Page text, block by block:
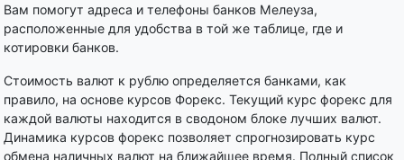
Вам помогут адреса и телефоны банков Мелеуза,
расположенные для удобства в той же таблице, где и
котировки банков.
Стоимость валют к рублю определяется банками, как
правило, на основе курсов Форекс. Текущий курс форекс для
каждой валюты находится в сводоном блоке лучших валют.
Динамика курсов форекс позволяет спрогнозировать курс
обмена наличных валют на ближайшее время. Полный список